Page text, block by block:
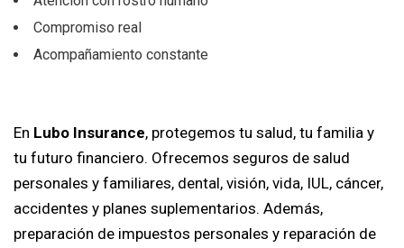
Compromiso real
Acompañamiento constante
En Lubo Insurance, protegemos tu salud, tu familia y
tu futuro financiero. Ofrecemos seguros de salud
personales y familiares, dental, visión, vida, IUL, cáncer,
accidentes y planes suplementarios. Además,
preparación de impuestos personales y reparación de